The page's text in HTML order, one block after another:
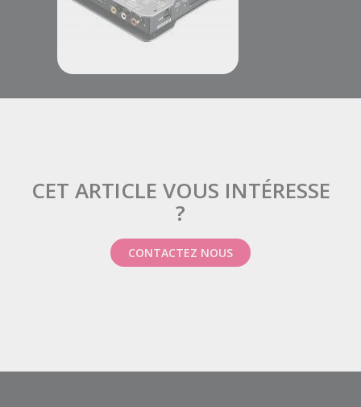
CET ARTICLE VOUS INTÉRESSE
?
CONTACTEZ NOUS